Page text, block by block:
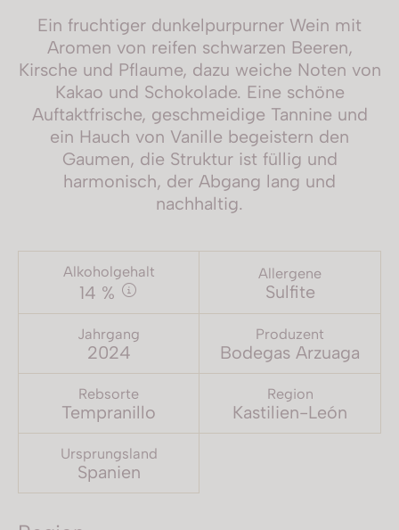
Ein fruchtiger dunkelpurpurner Wein mit
Aromen von reifen schwarzen Beeren,
Kirsche und Pflaume, dazu weiche Noten von
Kakao und Schokolade. Eine schöne
Auftaktfrische, geschmeidige Tannine und
ein Hauch von Vanille begeistern den
Gaumen, die Struktur ist füllig und
harmonisch, der Abgang lang und
nachhaltig.
Alkoholgehalt
14 %
Allergene
Sulfite
Jahrgang
2024
Produzent
Bodegas Arzuaga
Rebsorte
Tempranillo
Region
Kastilien-León
Ursprungsland
Spanien